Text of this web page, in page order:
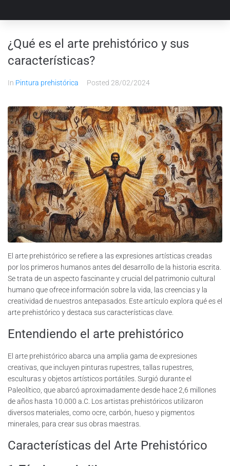
¿Qué es el arte prehistórico y sus
características?
In Pintura prehistórica Posted 28/02/2024
El arte prehistórico se refiere a las expresiones artísticas creadas
por los primeros humanos antes del desarrollo de la historia escrita.
Se trata de un aspecto fascinante y crucial del patrimonio cultural
humano que ofrece información sobre la vida, las creencias y la
creatividad de nuestros antepasados. Este artículo explora qué es el
arte prehistórico y destaca sus características clave.
Entendiendo el arte prehistórico
El arte prehistórico abarca una amplia gama de expresiones
creativas, que incluyen pinturas rupestres, tallas rupestres,
esculturas y objetos artísticos portátiles. Surgió durante el
Paleolítico, que abarcó aproximadamente desde hace 2,6 millones
de años hasta 10.000 a.C. Los artistas prehistóricos utilizaron
diversos materiales, como ocre, carbón, hueso y pigmentos
minerales, para crear sus obras maestras.
Características del Arte Prehistórico